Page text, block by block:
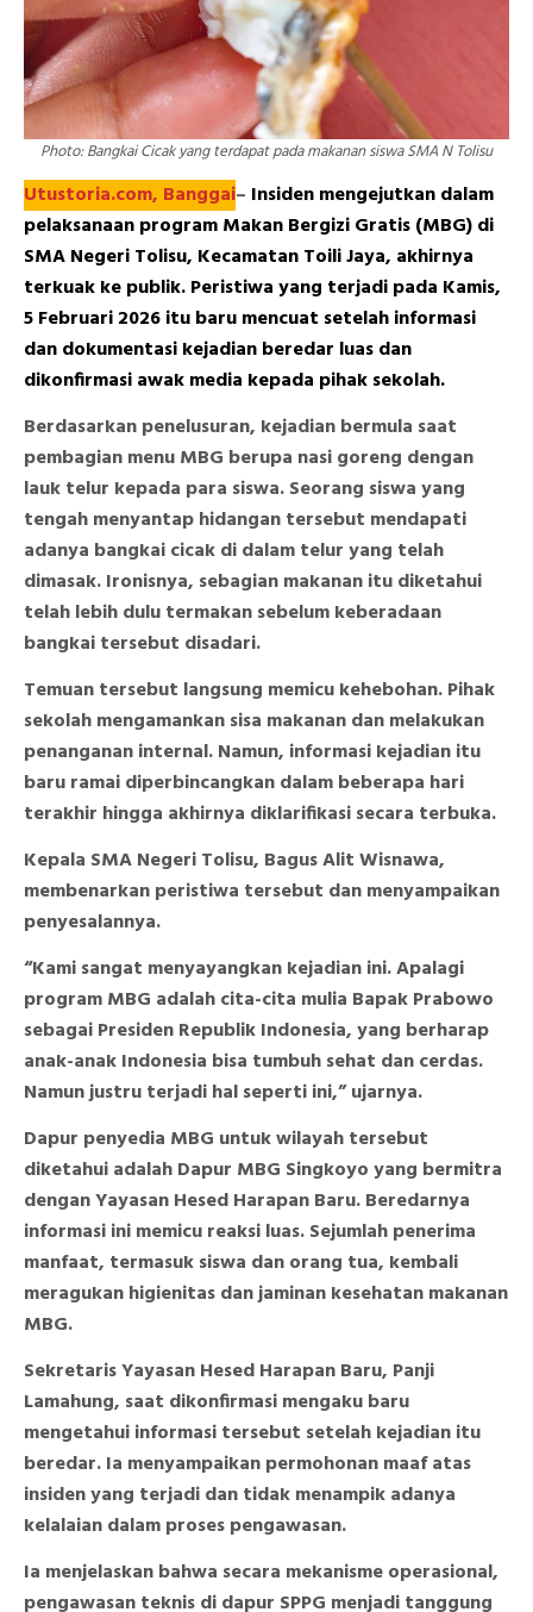
Photo: Bangkai Cicak yang terdapat pada makanan siswa SMA N Tolisu
Utustoria.com, Banggai– Insiden mengejutkan dalam
pelaksanaan program Makan Bergizi Gratis (MBG) di
SMA Negeri Tolisu, Kecamatan Toili Jaya, akhirnya
terkuak ke publik. Peristiwa yang terjadi pada Kamis,
5 Februari 2026 itu baru mencuat setelah informasi
dan dokumentasi kejadian beredar luas dan
dikonfirmasi awak media kepada pihak sekolah.
Berdasarkan penelusuran, kejadian bermula saat
pembagian menu MBG berupa nasi goreng dengan
lauk telur kepada para siswa. Seorang siswa yang
tengah menyantap hidangan tersebut mendapati
adanya bangkai cicak di dalam telur yang telah
dimasak. Ironisnya, sebagian makanan itu diketahui
telah lebih dulu termakan sebelum keberadaan
bangkai tersebut disadari.
Temuan tersebut langsung memicu kehebohan. Pihak
sekolah mengamankan sisa makanan dan melakukan
penanganan internal. Namun, informasi kejadian itu
baru ramai diperbincangkan dalam beberapa hari
terakhir hingga akhirnya diklarifikasi secara terbuka.
Kepala SMA Negeri Tolisu, Bagus Alit Wisnawa,
membenarkan peristiwa tersebut dan menyampaikan
penyesalannya.
“Kami sangat menyayangkan kejadian ini. Apalagi
program MBG adalah cita-cita mulia Bapak Prabowo
sebagai Presiden Republik Indonesia, yang berharap
anak-anak Indonesia bisa tumbuh sehat dan cerdas.
Namun justru terjadi hal seperti ini,” ujarnya.
Dapur penyedia MBG untuk wilayah tersebut
diketahui adalah Dapur MBG Singkoyo yang bermitra
dengan Yayasan Hesed Harapan Baru. Beredarnya
informasi ini memicu reaksi luas. Sejumlah penerima
manfaat, termasuk siswa dan orang tua, kembali
meragukan higienitas dan jaminan kesehatan makanan
MBG.
Sekretaris Yayasan Hesed Harapan Baru, Panji
Lamahung, saat dikonfirmasi mengaku baru
mengetahui informasi tersebut setelah kejadian itu
beredar. Ia menyampaikan permohonan maaf atas
insiden yang terjadi dan tidak menampik adanya
kelalaian dalam proses pengawasan.
Ia menjelaskan bahwa secara mekanisme operasional,
pengawasan teknis di dapur SPPG menjadi tanggung